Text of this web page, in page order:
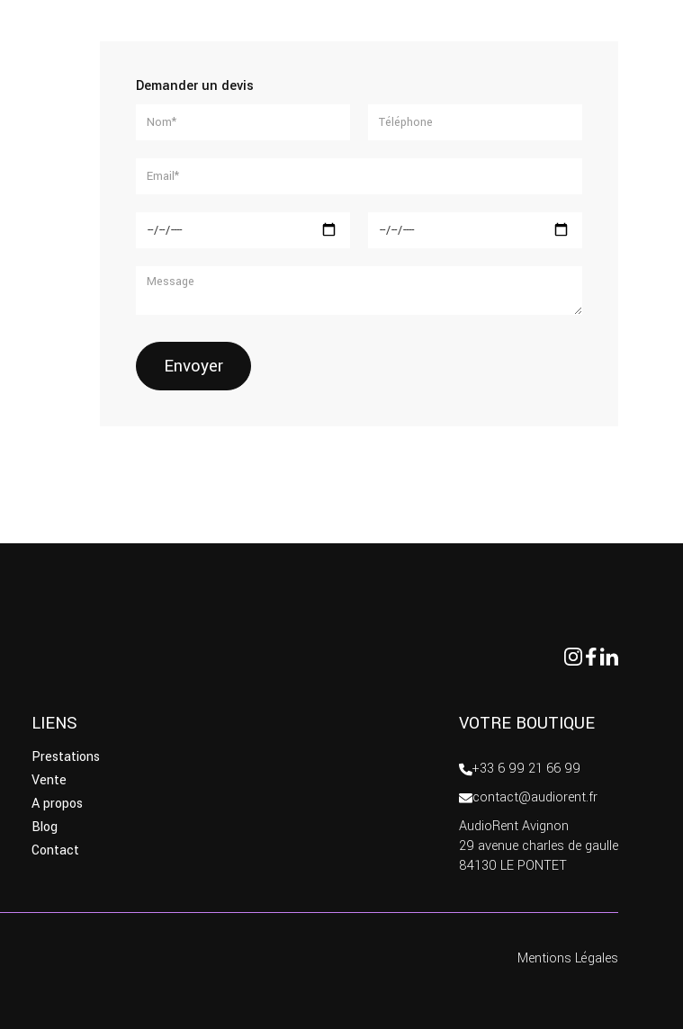
Demander un devis
LIENS
Prestations
Vente
A propos
Blog
Contact
VOTRE BOUTIQUE
+33 6 99 21 66 99
contact@audiorent.fr
AudioRent Avignon
29 avenue charles de gaulle
84130 LE PONTET
Mentions Légales